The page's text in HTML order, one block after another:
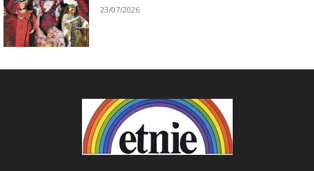
23/07/2026